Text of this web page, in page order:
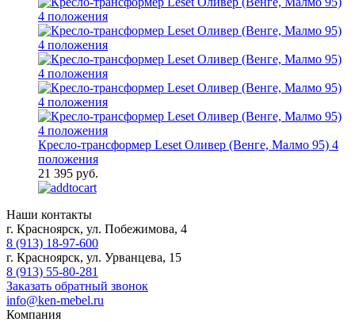
Кресло-трансформер Leset Оливер (Венге, Малмо 95) 4
положения
21 395 руб.
Наши контакты
г. Красноярск, ул. Побежимова, 4
8 (913) 18-97-600
г. Красноярск, ул. Урванцева, 15
8 (913) 55-80-281
Заказать обратный звонок
info@ken-mebel.ru
Компания